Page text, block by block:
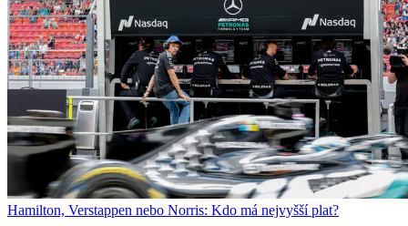
Hamilton, Verstappen nebo Norris: Kdo má nejvyšší plat?